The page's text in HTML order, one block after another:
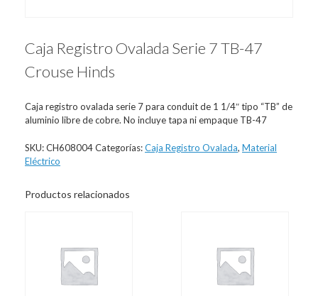
Caja Registro Ovalada Serie 7 TB-47
Crouse Hinds
Caja registro ovalada serie 7 para conduit de 1 1/4″ tipo “TB” de
aluminio libre de cobre. No incluye tapa ni empaque TB-47
SKU:CH608004Categorías:Caja Registro Ovalada, Material
Eléctrico
Productos relacionados